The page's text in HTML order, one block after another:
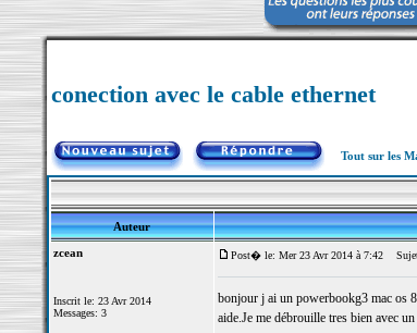
conection avec le cable ethernet
Tout sur les
Auteur
zcean
Inscrit le: 23 Avr 2014
Messages: 3
Post� le: Mer 23 Avr 2014 à 7:42 Sujet
bonjour j ai un powerbookg3 mac os
aide.Je me débrouille tres bien avec